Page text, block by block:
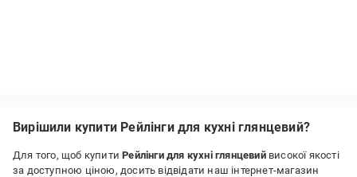
Вирішили купити Рейлінги для кухні глянцевий?
Для того, щоб купитиРейлінги для кухні глянцевийвисокої якості
за доступною ціною, досить відвідати наш інтернет-магазин